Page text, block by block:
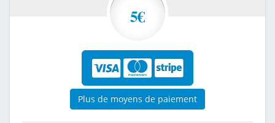
5€
Plus de moyens de paiement